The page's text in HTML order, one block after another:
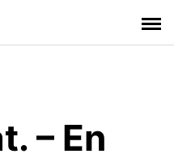
– En